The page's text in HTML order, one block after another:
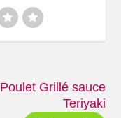
Poulet Grillé sauce
Teriyaki